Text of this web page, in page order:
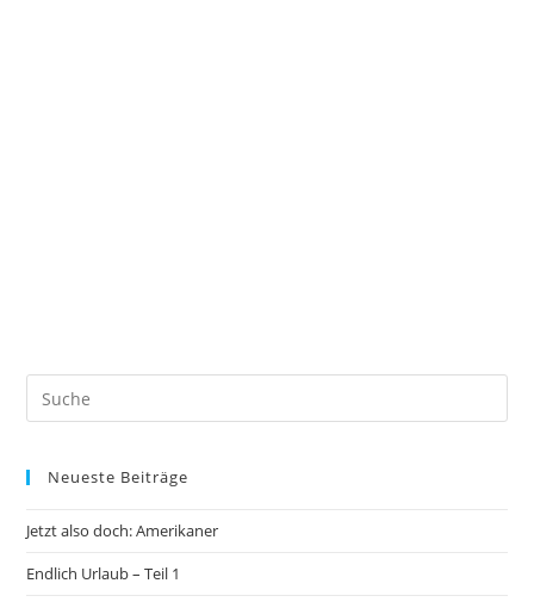
Neueste Beiträge
Jetzt also doch: Amerikaner
Endlich Urlaub – Teil 1